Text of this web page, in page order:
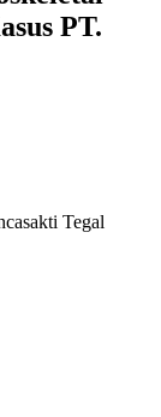
PT.
Tegal